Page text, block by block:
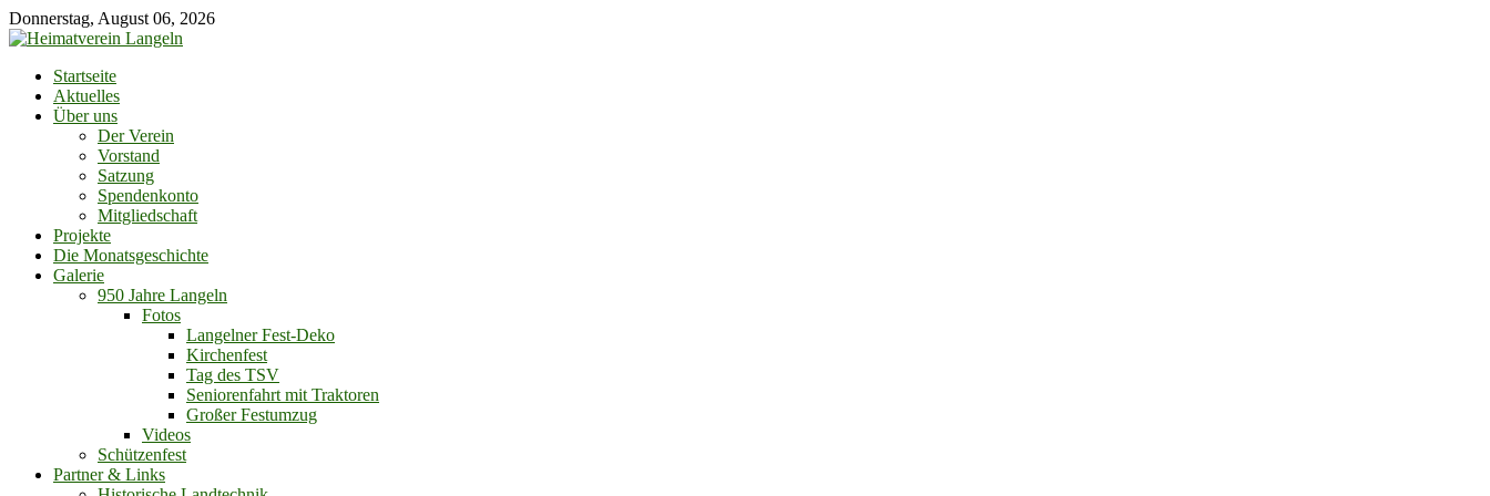
Skip
to
Donnerstag, August 06, 2026
Startseite
Aktuelles
Über uns
Der Verein
Vorstand
Satzung
Spendenkonto
Mitgliedschaft
Projekte
Die Monatsgeschichte
Galerie
950 Jahre Langeln
Fotos
Langelner Fest-Deko
Kirchenfest
Tag des TSV
Seniorenfahrt mit Traktoren
Großer Festumzug
Videos
Schützenfest
Partner & Links